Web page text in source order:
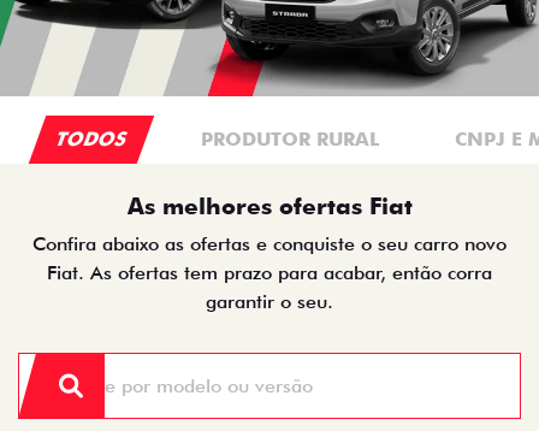
TODOS PRODUTOR RURAL CNPJ E
As melhores ofertas Fiat
Confira abaixo as ofertas e conquiste o seu carro novo
Fiat. As ofertas tem prazo para acabar, então corra
garantir o seu.